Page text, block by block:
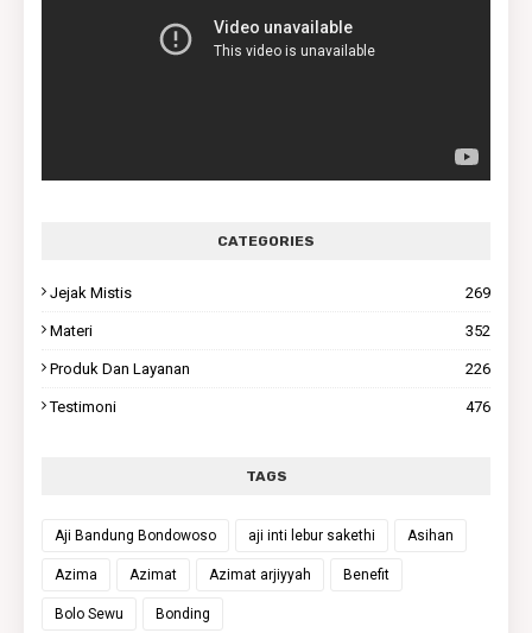
CATEGORIES
Jejak Mistis 269
Materi 352
Produk Dan Layanan 226
Testimoni 476
TAGS
Aji Bandung Bondowoso aji inti lebur sakethi Asihan
Azima Azimat Azimat arjiyyah Benefit
Bolo Sewu Bonding